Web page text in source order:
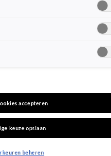
na
accepteren
keuze opslaan
beheren